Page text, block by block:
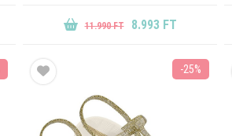
11.990 FT 8.993 FT
-25%